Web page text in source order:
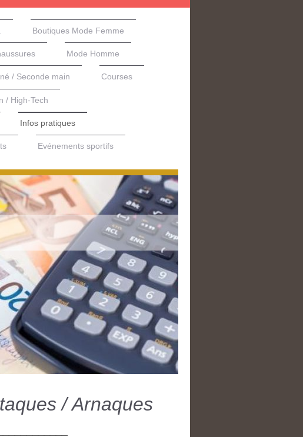
Boutiques Mode Femme
Mode Homme
/ Seconde main Courses
/ High-Tech
Infos pratiques
Evénements sportifs
/ Arnaques